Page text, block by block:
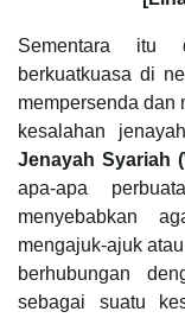
Sementara itu
berkuatkuasa di
mempersenda dan
kesalahan
Jenayah Syariah
apa-apa
menyebabkan
mengajuk-ajuk
berhubungan
sebagai suatu